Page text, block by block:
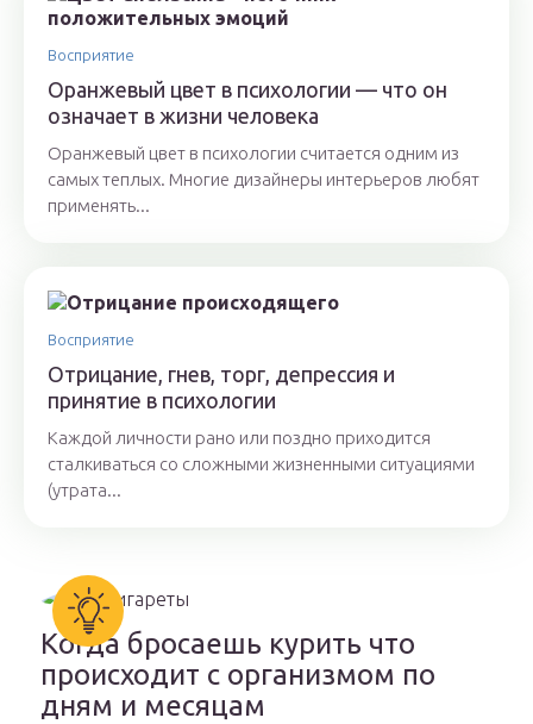
Восприятие
Оранжевый цвет в психологии — что он
означает в жизни человека
Оранжевый цвет в психологии считается одним из
самых теплых. Многие дизайнеры интерьеров любят
применять...
Восприятие
Отрицание, гнев, торг, депрессия и
принятие в психологии
Каждой личности рано или поздно приходится
сталкиваться со сложными жизненными ситуациями
(утрата...
Когда бросаешь курить что
происходит с организмом по
дням и месяцам